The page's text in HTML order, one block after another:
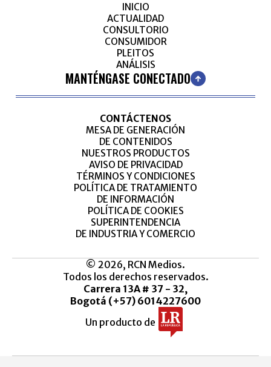
INICIO
ACTUALIDAD
CONSULTORIO
CONSUMIDOR
PLEITOS
ANÁLISIS
MANTÉNGASE CONECTADO
CONTÁCTENOS
MESA DE GENERACIÓN
DE CONTENIDOS
NUESTROS PRODUCTOS
AVISO DE PRIVACIDAD
TÉRMINOS Y CONDICIONES
POLÍTICA DE TRATAMIENTO
DE INFORMACIÓN
POLÍTICA DE COOKIES
SUPERINTENDENCIA
DE INDUSTRIA Y COMERCIO
© 2026, RCN Medios.
Todos los derechos reservados.
Carrera 13A # 37 - 32,
Bogotá (+57) 6014227600
Un producto de